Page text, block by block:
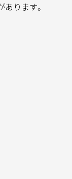
ります。